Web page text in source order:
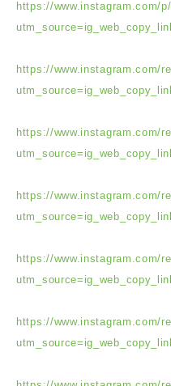
https://www.instagram.com/
https://www.instagram.com/
https://www.instagram.com/
https://www.instagram.com/
https://www.instagram.com/
https://www.instagram.com/